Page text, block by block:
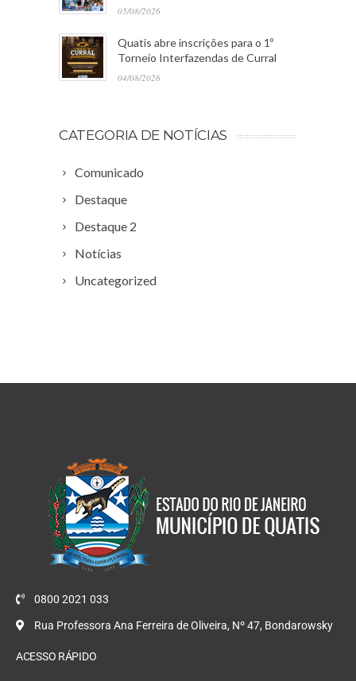
05/08/2026
Quatis abre inscrições para o 1º
Torneio Interfazendas de Curral
04/08/2026
CATEGORIA DE NOTÍCIAS
Comunicado
Destaque
Destaque 2
Notícias
Uncategorized
0800 2021 033
Rua Professora Ana Ferreira de Oliveira, Nº 47, Bondarowsky
ACESSO RÁPIDO